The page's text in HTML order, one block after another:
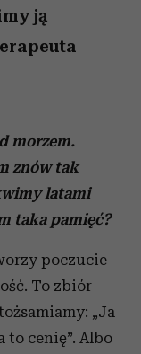
ją
morzem.
znów tak
latami
taka pamięć?
poczucie
To zbiór
„Ja
to cenię”. Albo